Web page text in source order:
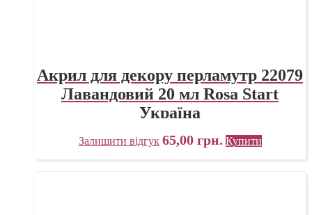
Акрил для декору перламутр 22079
Лавандовий 20 мл Rosa Start
Україна
Залишити відгук 65,00 грн. Купити